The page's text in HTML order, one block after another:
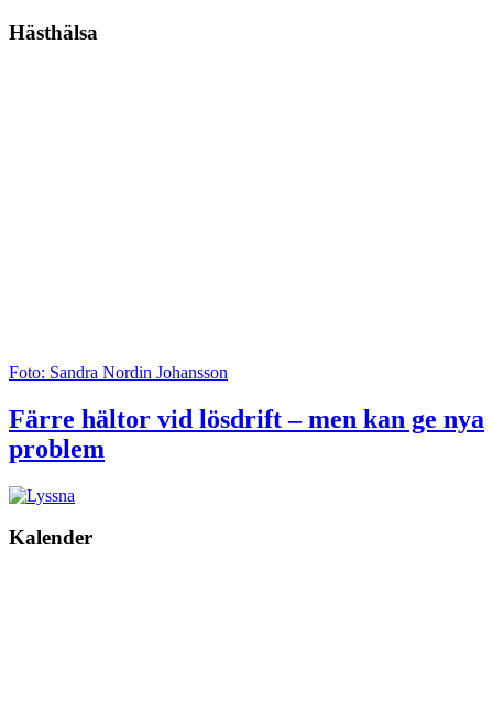
Hästhälsa
Foto: Sandra Nordin Johansson
Färre hältor vid lösdrift – men kan ge nya
problem
Kalender